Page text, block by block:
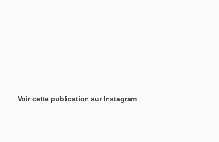
Voir cette publication sur Instagram